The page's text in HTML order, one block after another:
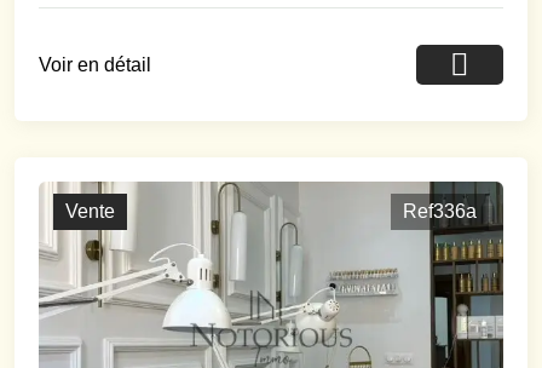
Voir en détail
Vente Ref336a